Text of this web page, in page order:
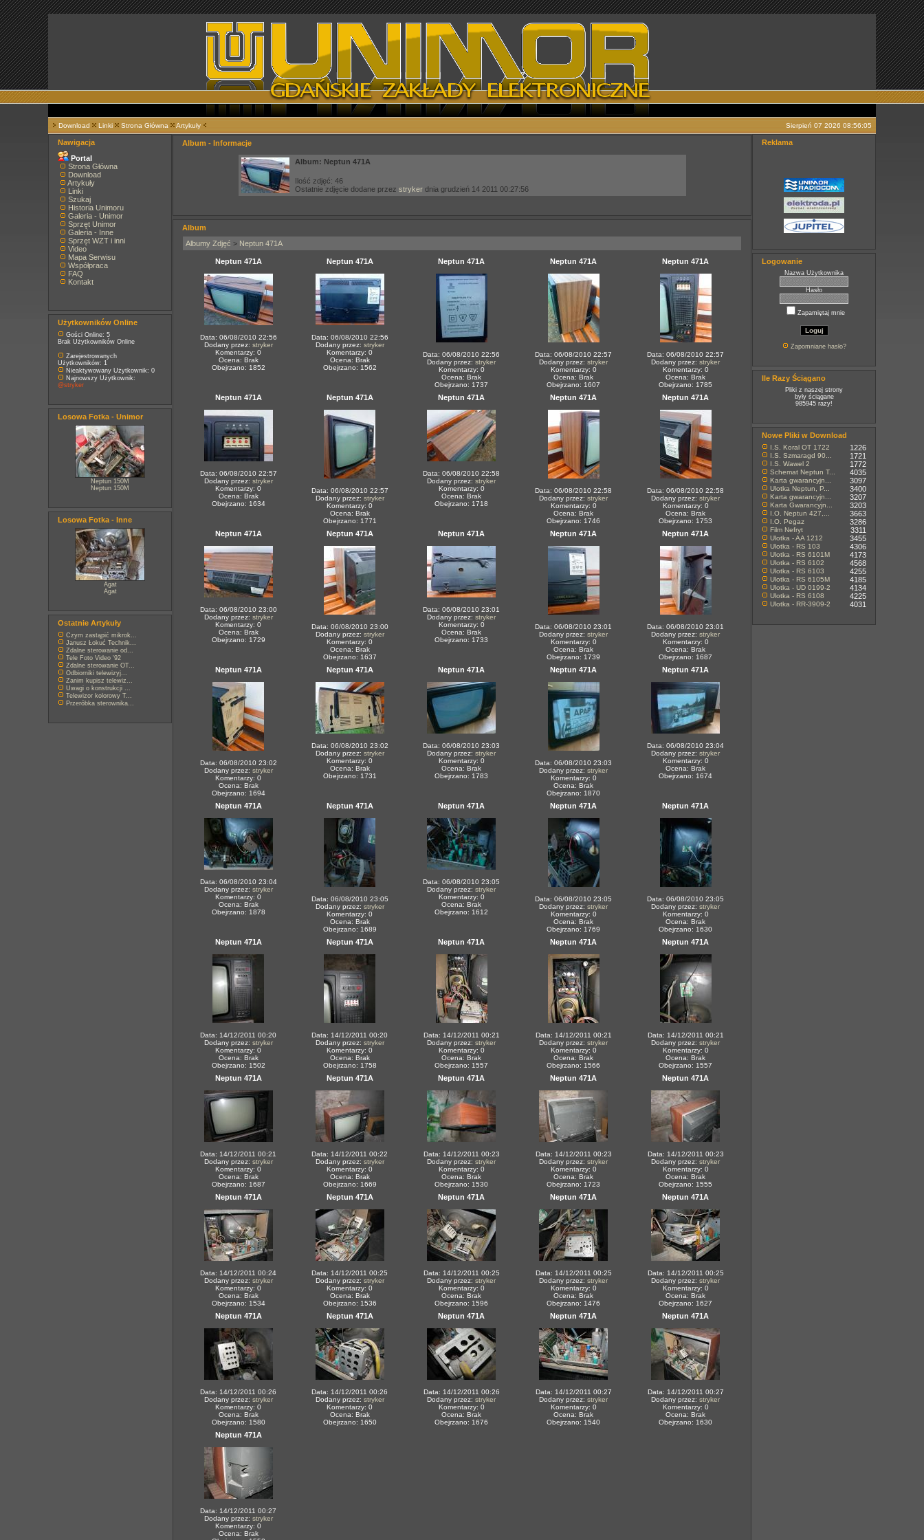
Download Linki Strona Główna Artykuły Sierpień 07 2026 08:56:05
Nawigacja
Portal
Strona Główna
Download
Artykuły
Linki
Szukaj
Historia Unimoru
Galeria - Unimor
Sprzęt Unimor
Galeria - Inne
Sprzęt WZT i inni
Video
Mapa Serwisu
Współpraca
FAQ
Kontakt
Użytkowników Online
Gości Online: 5
Brak Użytkowników Online
Zarejestrowanych
Użytkowników: 1
Nieaktywowany Użytkownik: 0
Najnowszy Użytkownik:
@stryker
Losowa Fotka - Unimor
Neptun 150M
Neptun 150M
Losowa Fotka - Inne
Agat
Agat
Ostatnie Artykuły
Czym zastąpić mikrok...
Janusz Łokuć Technik...
Zdalne sterowanie od...
Tele Foto Video '92
Zdalne sterowanie OT...
Odbiorniki telewizyj...
Zanim kupisz telewiz...
Uwagi o konstrukcji ...
Telewizor kolorowy T...
Przeróbka sterownika...
Album - Informacje
Album: Neptun 471A
Ilość zdjęć: 46
Ostatnie zdjęcie dodane przez strykerdnia grudzień 14 2011 00:27:56
Album
Albumy Zdjęć > Neptun 471A
Neptun 471A
Data: 06/08/2010 22:56
Dodany przez: stryker
Komentarzy: 0
Ocena: Brak
Obejrzano: 1852
Neptun 471A
Data: 06/08/2010 22:56
Dodany przez: stryker
Komentarzy: 0
Ocena: Brak
Obejrzano: 1562
Neptun 471A
Data: 06/08/2010 22:56
Dodany przez: stryker
Komentarzy: 0
Ocena: Brak
Obejrzano: 1737
Neptun 471A
Data: 06/08/2010 22:57
Dodany przez: stryker
Komentarzy: 0
Ocena: Brak
Obejrzano: 1607
Neptun 471A
Data: 06/08/2010 22:57
Dodany przez: stryker
Komentarzy: 0
Ocena: Brak
Obejrzano: 1785
Neptun 471A
Data: 06/08/2010 22:57
Dodany przez: stryker
Komentarzy: 0
Ocena: Brak
Obejrzano: 1634
Neptun 471A
Data: 06/08/2010 22:57
Dodany przez: stryker
Komentarzy: 0
Ocena: Brak
Obejrzano: 1771
Neptun 471A
Data: 06/08/2010 22:58
Dodany przez: stryker
Komentarzy: 0
Ocena: Brak
Obejrzano: 1718
Neptun 471A
Data: 06/08/2010 22:58
Dodany przez: stryker
Komentarzy: 0
Ocena: Brak
Obejrzano: 1746
Neptun 471A
Data: 06/08/2010 22:58
Dodany przez: stryker
Komentarzy: 0
Ocena: Brak
Obejrzano: 1753
Neptun 471A
Data: 06/08/2010 23:00
Dodany przez: stryker
Komentarzy: 0
Ocena: Brak
Obejrzano: 1729
Neptun 471A
Data: 06/08/2010 23:00
Dodany przez: stryker
Komentarzy: 0
Ocena: Brak
Obejrzano: 1637
Neptun 471A
Data: 06/08/2010 23:01
Dodany przez: stryker
Komentarzy: 0
Ocena: Brak
Obejrzano: 1733
Neptun 471A
Data: 06/08/2010 23:01
Dodany przez: stryker
Komentarzy: 0
Ocena: Brak
Obejrzano: 1739
Neptun 471A
Data: 06/08/2010 23:01
Dodany przez: stryker
Komentarzy: 0
Ocena: Brak
Obejrzano: 1687
Neptun 471A
Data: 06/08/2010 23:02
Dodany przez: stryker
Komentarzy: 0
Ocena: Brak
Obejrzano: 1694
Neptun 471A
Data: 06/08/2010 23:02
Dodany przez: stryker
Komentarzy: 0
Ocena: Brak
Obejrzano: 1731
Neptun 471A
Data: 06/08/2010 23:03
Dodany przez: stryker
Komentarzy: 0
Ocena: Brak
Obejrzano: 1783
Neptun 471A
Data: 06/08/2010 23:03
Dodany przez: stryker
Komentarzy: 0
Ocena: Brak
Obejrzano: 1870
Neptun 471A
Data: 06/08/2010 23:04
Dodany przez: stryker
Komentarzy: 0
Ocena: Brak
Obejrzano: 1674
Neptun 471A
Data: 06/08/2010 23:04
Dodany przez: stryker
Komentarzy: 0
Ocena: Brak
Obejrzano: 1878
Neptun 471A
Data: 06/08/2010 23:05
Dodany przez: stryker
Komentarzy: 0
Ocena: Brak
Obejrzano: 1689
Neptun 471A
Data: 06/08/2010 23:05
Dodany przez: stryker
Komentarzy: 0
Ocena: Brak
Obejrzano: 1612
Neptun 471A
Data: 06/08/2010 23:05
Dodany przez: stryker
Komentarzy: 0
Ocena: Brak
Obejrzano: 1769
Neptun 471A
Data: 06/08/2010 23:05
Dodany przez: stryker
Komentarzy: 0
Ocena: Brak
Obejrzano: 1630
Neptun 471A
Data: 14/12/2011 00:20
Dodany przez: stryker
Komentarzy: 0
Ocena: Brak
Obejrzano: 1502
Neptun 471A
Data: 14/12/2011 00:20
Dodany przez: stryker
Komentarzy: 0
Ocena: Brak
Obejrzano: 1758
Neptun 471A
Data: 14/12/2011 00:21
Dodany przez: stryker
Komentarzy: 0
Ocena: Brak
Obejrzano: 1557
Neptun 471A
Data: 14/12/2011 00:21
Dodany przez: stryker
Komentarzy: 0
Ocena: Brak
Obejrzano: 1566
Neptun 471A
Data: 14/12/2011 00:21
Dodany przez: stryker
Komentarzy: 0
Ocena: Brak
Obejrzano: 1557
Neptun 471A
Data: 14/12/2011 00:21
Dodany przez: stryker
Komentarzy: 0
Ocena: Brak
Obejrzano: 1687
Neptun 471A
Data: 14/12/2011 00:22
Dodany przez: stryker
Komentarzy: 0
Ocena: Brak
Obejrzano: 1669
Neptun 471A
Data: 14/12/2011 00:23
Dodany przez: stryker
Komentarzy: 0
Ocena: Brak
Obejrzano: 1530
Neptun 471A
Data: 14/12/2011 00:23
Dodany przez: stryker
Komentarzy: 0
Ocena: Brak
Obejrzano: 1723
Neptun 471A
Data: 14/12/2011 00:23
Dodany przez: stryker
Komentarzy: 0
Ocena: Brak
Obejrzano: 1555
Neptun 471A
Data: 14/12/2011 00:24
Dodany przez: stryker
Komentarzy: 0
Ocena: Brak
Obejrzano: 1534
Neptun 471A
Data: 14/12/2011 00:25
Dodany przez: stryker
Komentarzy: 0
Ocena: Brak
Obejrzano: 1536
Neptun 471A
Data: 14/12/2011 00:25
Dodany przez: stryker
Komentarzy: 0
Ocena: Brak
Obejrzano: 1596
Neptun 471A
Data: 14/12/2011 00:25
Dodany przez: stryker
Komentarzy: 0
Ocena: Brak
Obejrzano: 1476
Neptun 471A
Data: 14/12/2011 00:25
Dodany przez: stryker
Komentarzy: 0
Ocena: Brak
Obejrzano: 1627
Neptun 471A
Data: 14/12/2011 00:26
Dodany przez: stryker
Komentarzy: 0
Ocena: Brak
Obejrzano: 1580
Neptun 471A
Data: 14/12/2011 00:26
Dodany przez: stryker
Komentarzy: 0
Ocena: Brak
Obejrzano: 1650
Neptun 471A
Data: 14/12/2011 00:26
Dodany przez: stryker
Komentarzy: 0
Ocena: Brak
Obejrzano: 1676
Neptun 471A
Data: 14/12/2011 00:27
Dodany przez: stryker
Komentarzy: 0
Ocena: Brak
Obejrzano: 1540
Neptun 471A
Data: 14/12/2011 00:27
Dodany przez: stryker
Komentarzy: 0
Ocena: Brak
Obejrzano: 1630
Neptun 471A
Data: 14/12/2011 00:27
Dodany przez: stryker
Komentarzy: 0
Ocena: Brak
Reklama
Logowanie
Nazwa Użytkownika
Hasło
Zapamiętaj mnie
Zapomniane hasło?
Ile Razy Ściągano
Pliki z naszej strony
były ściągane
985945 razy!
Nowe Pliki w Download
I.S. Koral OT 1722 1226
I.S. Szmaragd 90... 1721
I.S. Wawel 2 1772
Schemat Neptun T... 4035
Karta gwarancyjn... 3097
Ulotka Neptun, P... 3400
Karta gwarancyjn... 3207
Karta Gwarancyjn... 3203
I.O. Neptun 427,... 3663
I.O. Pegaz 3286
Film Nefryt 3311
Ulotka - AA 1212 3455
Ulotka - RS 103 4306
Ulotka - RS 6101M 4173
Ulotka - RS 6102 4568
Ulotka - RS 6103 4255
Ulotka - RS 6105M 4185
Ulotka - UD 0199-2 4134
Ulotka - RS 6108 4225
Ulotka - RR-3909-2 4031